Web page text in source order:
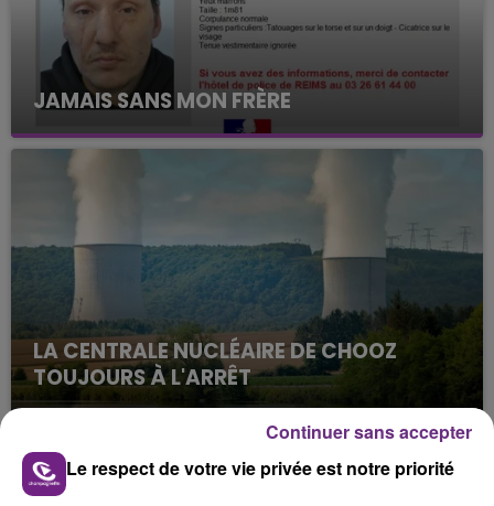
JAMAIS SANS MON FRÈRE
Julien Fourel n'a plus donné signé de vie depuis 5
mois. Sa sœur poursuit ses recherches pour le
retrouver.
LA CENTRALE NUCLÉAIRE DE CHOOZ
TOUJOURS À L'ARRÊT
Cela fait déjà une semaine que la centrale
nucléaire ardennaise est à l'arrêt. Une situation
justifiée par la sécheresse intense qui est toujours
présente.
TITRES DIFFUSÉS
Le respect de votre vie privée est notre priorité
Continuer sans accepter